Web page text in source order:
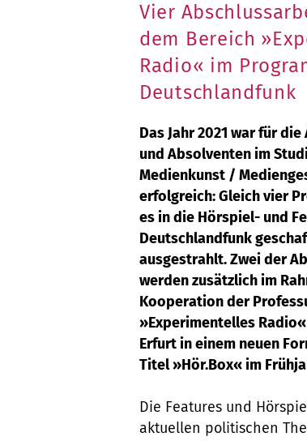
Vier
dem Bereich
Radio« im
Deutschlandfunk
Das Jahr 2021 war für
und Absolventen im
Medienkunst /
erfolgreich: Gleich vier
es in die Hörspiel- und
Deutschlandfunk
ausgestrahlt. Zwei der
werden zusätzlich im
Kooperation der
»Experimentelles
Erfurt in einem neuen
Titel »Hör.Box« im
Die Features und
aktuellen politischen